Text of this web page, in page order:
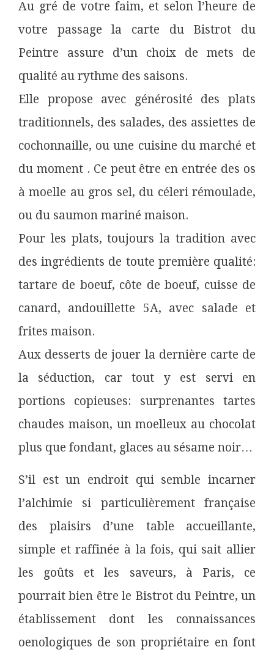
Au gré de votre faim, et selon l’heure de
votre passage la carte du Bistrot du
Peintre assure d’un choix de mets de
qualité au rythme des saisons.
Elle propose avec générosité des plats
traditionnels, des salades, des assiettes de
cochonnaille, ou une cuisine du marché et
du moment . Ce peut être en entrée des os
à moelle au gros sel, du céleri rémoulade,
ou du saumon mariné maison.
Pour les plats, toujours la tradition avec
des ingrédients de toute première qualité:
tartare de boeuf, côte de boeuf, cuisse de
canard, andouillette 5A, avec salade et
frites maison.
Aux desserts de jouer la dernière carte de
la séduction, car tout y est servi en
portions copieuses: surprenantes tartes
chaudes maison, un moelleux au chocolat
plus que fondant, glaces au sésame noir…
S’il est un endroit qui semble incarner
l’alchimie si particulièrement française
des plaisirs d’une table accueillante,
simple et raffinée à la fois, qui sait allier
les goûts et les saveurs, à Paris, ce
pourrait bien être le Bistrot du Peintre, un
établissement dont les connaissances
oenologiques de son propriétaire en font